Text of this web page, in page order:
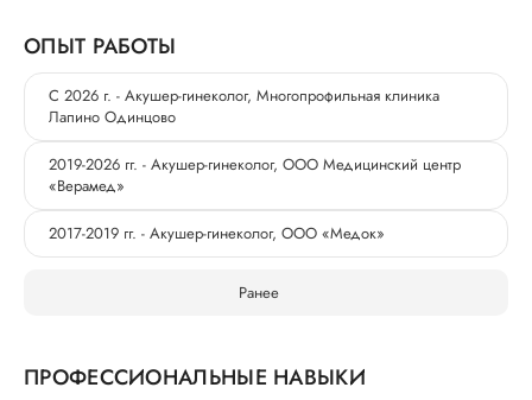
ОПЫТ РАБОТЫ
С 2026 г. - Акушер-гинеколог, Многопрофильная клиника
Лапино Одинцово
2019-2026 гг. - Акушер-гинеколог, ООО Медицинский центр
«Верамед»
2017-2019 гг. - Акушер-гинеколог, ООО «Медок»
Ранее
ПРОФЕССИОНАЛЬНЫЕ НАВЫКИ